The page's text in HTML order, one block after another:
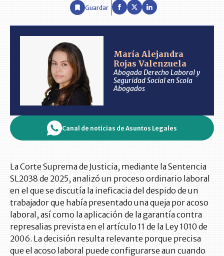
Guardar
María Alejandra
Rojas Valenzuela
Abogada Derecho Laboral y
Seguridad Social en Scola
Abogados
Canal de noticias de Asuntos Legales
La Corte Suprema de Justicia, mediante la Sentencia
SL2038 de 2025, analizó un proceso ordinario laboral
en el que se discutía la ineficacia del despido de un
trabajador que había presentado una queja por acoso
laboral, así como la aplicación de la garantía contra
represalias prevista en el artículo 11 de la Ley 1010 de
2006. La decisión resulta relevante porque precisa
que el acoso laboral puede configurarse aun cuando